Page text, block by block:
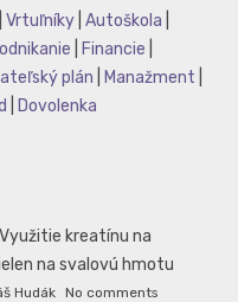
Vrtuľníky Autoškola
Financie
plán Manažment
Dovolenka
kreatínu na
na svalovú hmotu
Hudák No comments